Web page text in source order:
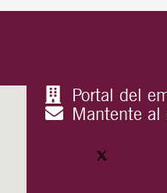
Portal del
Mantente al